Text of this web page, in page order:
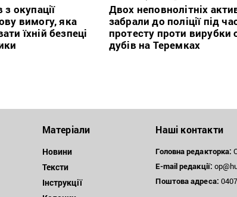
окупації
вимогу, яка
їхній безпеці
Двох неповнолітніх
забрали до поліції під
протесту проти вирубки
дубів на Теремках
Матеріали
Новини
Тексти
Інструкції
Наші контакти
Головна редакторка:
E-mail редакції:
Поштоваадреса: